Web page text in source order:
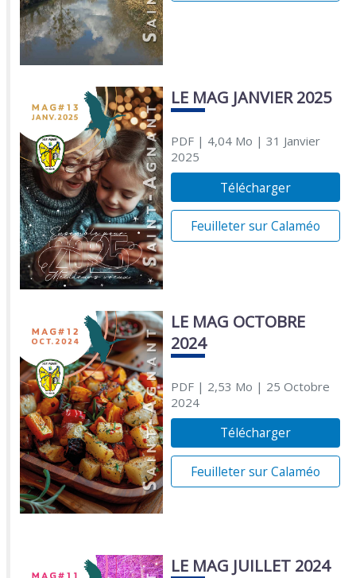
LE MAG JANVIER 2025
PDF| 4,04 Mo | 31 Janvier
2025
Télécharger
Feuilleter sur Calaméo
LE MAG OCTOBRE
2024
PDF| 2,53 Mo | 25 Octobre
2024
Télécharger
Feuilleter sur Calaméo
LE MAG JUILLET 2024